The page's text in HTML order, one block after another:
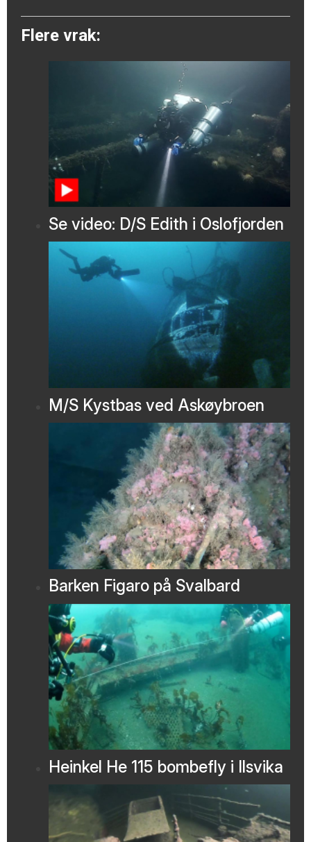
Flere vrak:
Se video: D/S Edith i Oslofjorden
M/S Kystbas ved Askøybroen
Barken Figaro på Svalbard
Heinkel He 115 bombefly i Ilsvika